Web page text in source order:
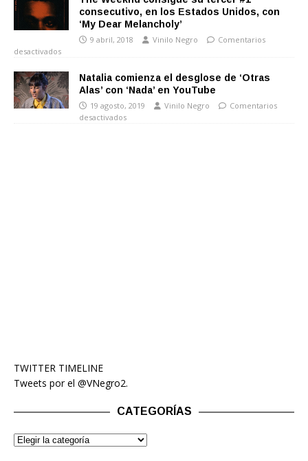
consecutivo, en los Estados Unidos, con
‘My Dear Melancholy’
9 abril, 2018 Vinilo Negro
Comentarios
desactivados
Natalia comienza el desglose de ‘Otras
Alas’ con ‘Nada’ en YouTube
19 agosto, 2019 Vinilo Negro
Comentarios
desactivados
TWITTER TIMELINE
Tweets por el @VNegro2.
CATEGORÍAS